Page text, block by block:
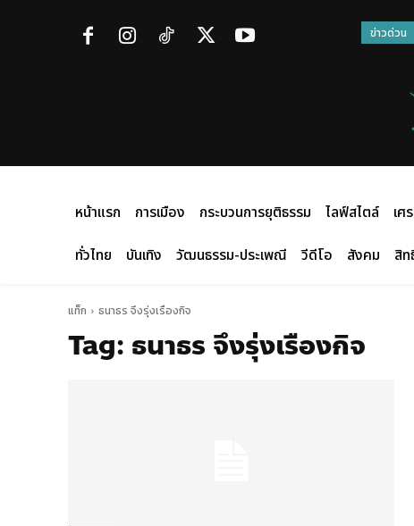
ข่าวด่วน
หน้าแรก การเมือง กระบวนการยุติธรรม ไลฟ์สไตล์ เศ
ทั่วไทย
บันเทิง วัฒนธรรม-ประเพณี วีดีโอ สังคม สิท
แท็ก ธนาธร จึงรุ่งเรืองกิจ
Tag: ธนาธร จึงรุ่งเรืองกิจ